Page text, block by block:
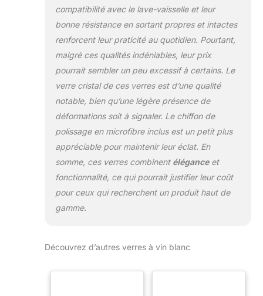
compatibilité avec le lave-vaisselle et leur
bonne résistance en sortant propres et intactes
renforcent leur praticité au quotidien. Pourtant,
malgré ces qualités indéniables, leur prix
pourrait sembler un peu excessif à certains. Le
verre cristal de ces verres est d’une qualité
notable, bien qu’une légère présence de
déformations soit à signaler. Le chiffon de
polissage en microfibre inclus est un petit plus
appréciable pour maintenir leur éclat. En
somme, ces verres combinent éléganceet
fonctionnalité, ce qui pourrait justifier leur coût
pour ceux qui recherchent un produit haut de
gamme.
Découvrez d’autres verres à vin blanc